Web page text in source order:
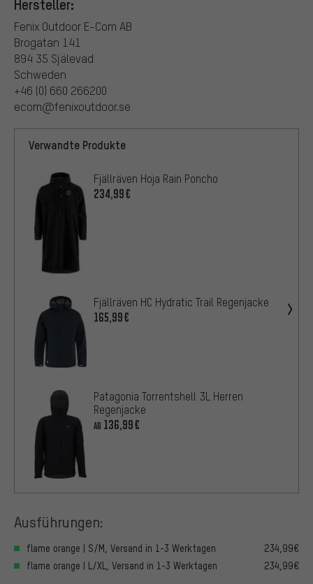
Hersteller:
Fenix Outdoor E-Com AB
Brogatan 141
894 35 Själevad
Schweden
+46 (0) 660 266200
ecom@fenixoutdoor.se
Verwandte Produkte
Fjällräven Hoja Rain Poncho
234,99€
Fjällräven HC Hydratic Trail Regenjacke
165,99€
Patagonia Torrentshell 3L Herren
Regenjacke
AB 136,99€
Ausführungen:
flame orange | S/M, Versand in 1-3 Werktagen
234,99€
flame orange | L/XL, Versand in 1-3 Werktagen
234,99€